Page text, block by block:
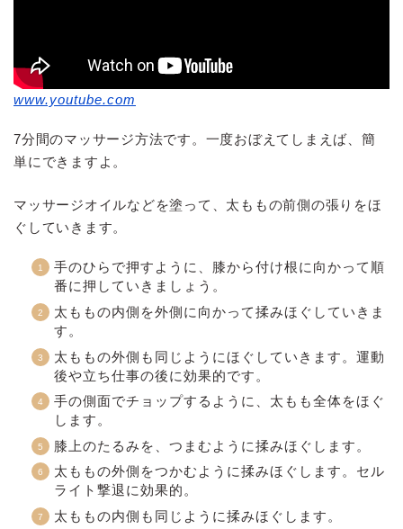
www.youtube.com
7分間のマッサージ方法です。一度おぼえてしまえば、簡
単にできますよ。
マッサージオイルなどを塗って、太ももの前側の張りをほ
ぐしていきます。
手のひらで押すように、膝から付け根に向かって順
番に押していきましょう。
太ももの内側を外側に向かって揉みほぐしていきま
す。
太ももの外側も同じようにほぐしていきます。運動
後や立ち仕事の後に効果的です。
手の側面でチョップするように、太もも全体をほぐ
します。
膝上のたるみを、つまむように揉みほぐします。
太ももの外側をつかむように揉みほぐします。セル
ライト撃退に効果的。
太ももの内側も同じように揉みほぐします。